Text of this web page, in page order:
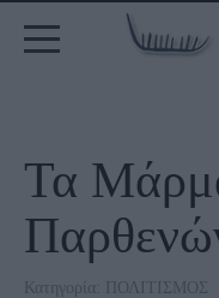
Τα
Κατηγορία: ΠΟΛΙΤΙΣΜΟΣ